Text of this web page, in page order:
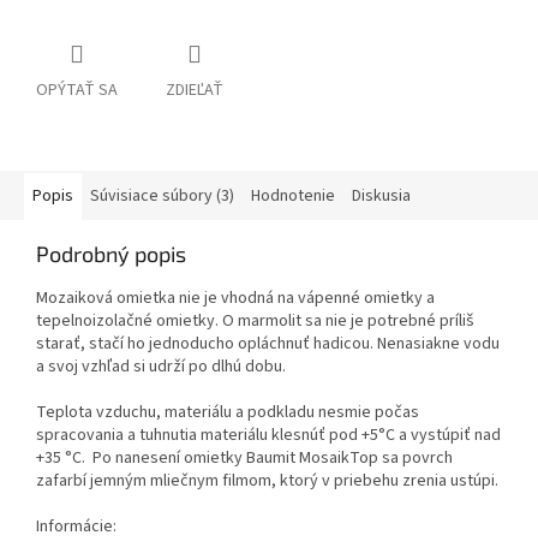
OPÝTAŤ SA ZDIEĽAŤ
Popis Súvisiace súbory (3) Hodnotenie Diskusia
Podrobný popis
Mozaiková omietka nie je vhodná na vápenné omietky a
tepelnoizolačné omietky. O marmolit sa nie je potrebné príliš
starať, stačí ho jednoducho opláchnuť hadicou. Nenasiakne vodu
a svoj vzhľad si udrží po dlhú dobu.
Teplota vzduchu, materiálu a podkladu nesmie počas
spracovania a tuhnutia materiálu klesnúť pod +5°C a vystúpiť nad
+35 °C. Po nanesení omietky Baumit MosaikTop sa povrch
zafarbí jemným mliečnym filmom, ktorý v priebehu zrenia ustúpi.
Informácie: